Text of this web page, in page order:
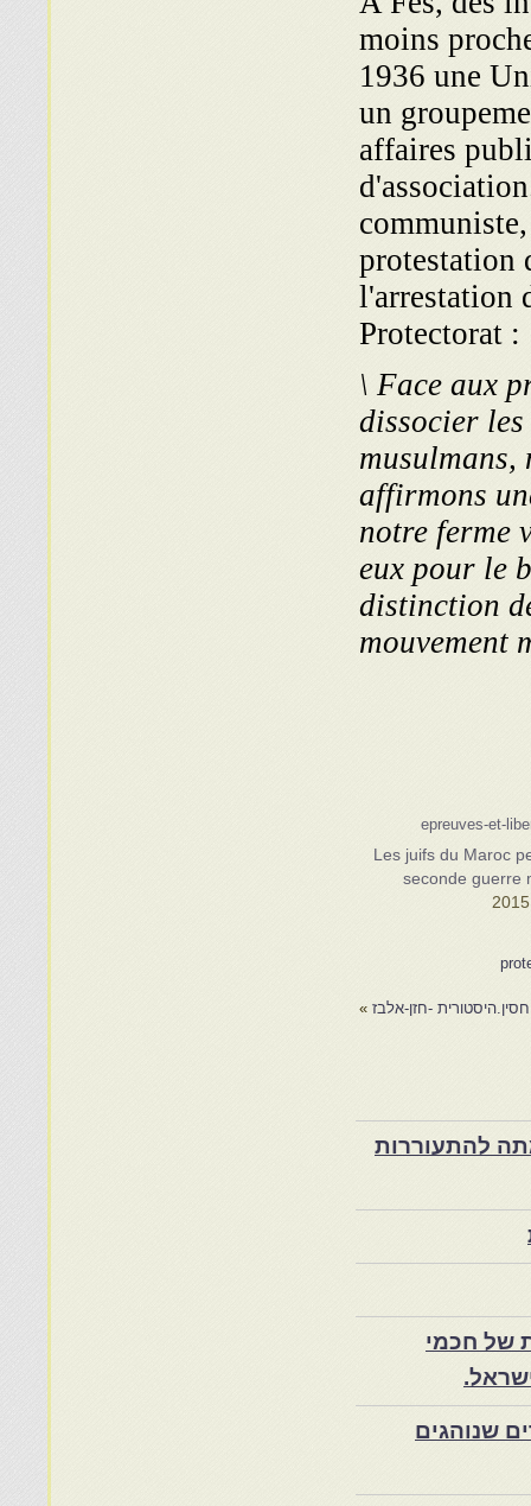
moins
1936 une
un
affaires
protestation
l'arrestation
Protectorat :
\ Face aux
dissocier
affirmons
notre ferme
eux pour le
distinction
mouvement
Les juifs du Maroc
seconde guerre
-חזן-אלבז »
במרוקו בסוף המאה ה־19 ותרומתה להתעוררות
של חכמי
שנוהגים